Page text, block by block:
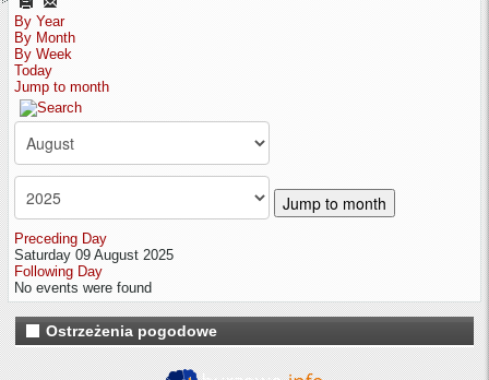
By Year
By Month
By Week
Today
Jump to month
Jump to month
Preceding Day
Saturday 09 August 2025
Following Day
No events were found
Ostrzeżenia pogodowe